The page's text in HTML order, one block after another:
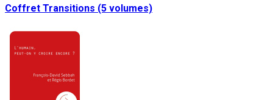
Coffret Transitions (5 volumes)